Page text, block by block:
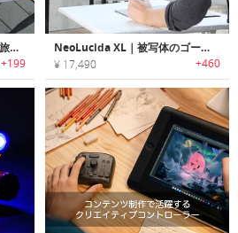
Portable Painter｜スケッチ旅行に最適なポータブルパレットセット「ポータブルペインター」
+199
NeoLucida XL｜被写体のゴーストイメージを見たままトレース可能なドローイングデバイス「ネオルシーダXL」
¥ 17,490 +460